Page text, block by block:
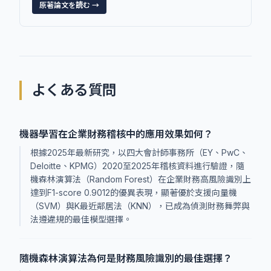
原著論文を読む →
よくある質問
機器學習在企業財務稽核中的應用效果如何？
根據2025年最新研究，以四大會計師事務所（EY、PwC、
Deloitte、KPMG）2020至2025年稽核資料進行驗證，隨
機森林演算法（Random Forest）在企業財務高風險識別上
達到F1-score 0.9012的優異表現，顯著優於支援向量機
（SVM）與K最近鄰居法（KNN），已成為偵測財務舞弊與
法遵違規的最佳模型選擇。
隨機森林演算法為何是財務風險識別的最佳選擇？